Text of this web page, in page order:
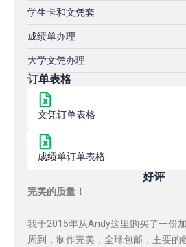
学生卡和文凭套
成绩单办理
大学文凭办理
订单表格
文凭订单表格
成绩单订单表格
好评
完美的质量！
我于2015年从Andy这里购买了一份
周到，制作完美，全球包邮，主要的